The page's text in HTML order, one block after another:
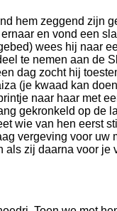
hem zeggend zijn
en vond een
wees hij naar
te nemen aan de
dag zocht hij
(je kwaad kan
naar haar met
gekronkeld op de
wie van hen eerst
vergeving voor
zij daarna voor